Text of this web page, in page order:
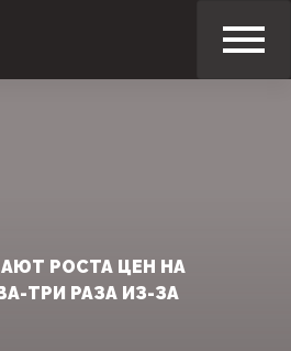
РОСТА ЦЕН НА
ТРИ РАЗА ИЗ-ЗА